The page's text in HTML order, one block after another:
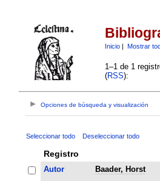
Inicio| Mostrar
1–1 de 1
(RSS):
Opciones de búsqueda y visualización
Seleccionar todo Deseleccionar todo
Registro
Autor
Baader, Horst